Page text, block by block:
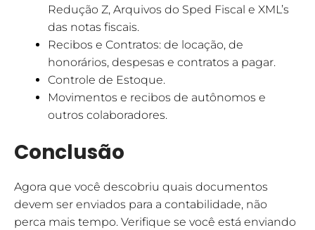
Redução Z, Arquivos do Sped Fiscal e XML’s
das notas fiscais.
Recibos e Contratos: de locação, de
honorários, despesas e contratos a pagar.
Controle de Estoque.
Movimentos e recibos de autônomos e
outros colaboradores.
Conclusão
Agora que você descobriu quais documentos
devem ser enviados para a contabilidade, não
perca mais tempo. Verifique se você está enviando